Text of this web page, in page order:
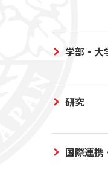
学部・大
研究
国際連携